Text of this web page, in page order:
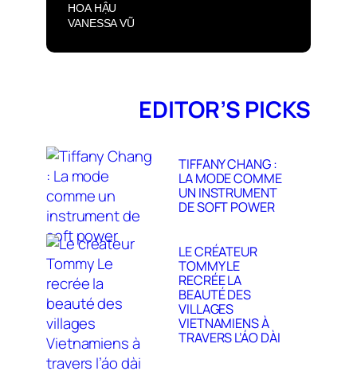
HOA HẬU
VANESSA VŨ
QUẢNG BÁ “PHỐ
EDITOR’S PICKS
TIFFANY CHANG :
LA MODE COMME
UN INSTRUMENT
DE SOFT POWER
LE CRÉATEUR
TOMMY LE
RECRÉE LA
BEAUTÉ DES
VILLAGES
VIETNAMIENS À
TRAVERS L’ÁO DÀI